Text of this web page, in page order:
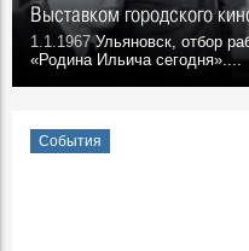
Выставком городского
1.1.1967Ульяновск, отбор
«Родина Ильича сегодня»....
События